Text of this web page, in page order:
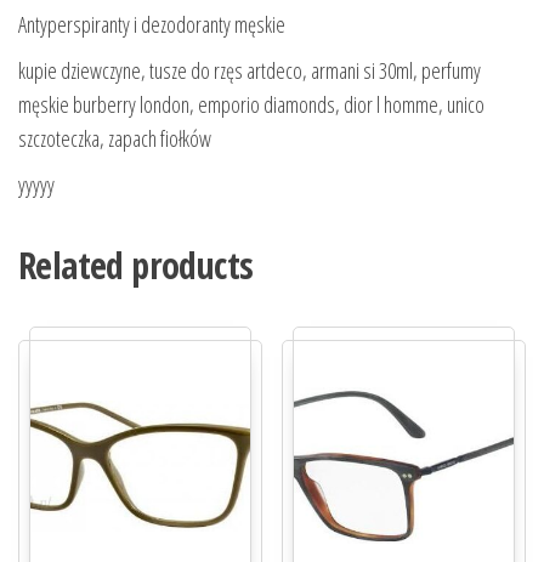
Antyperspiranty i dezodoranty męskie
kupie dziewczyne, tusze do rzęs artdeco, armani si 30ml, perfumy
męskie burberry london, emporio diamonds, dior l homme, unico
szczoteczka, zapach fiołków
yyyyy
Related products